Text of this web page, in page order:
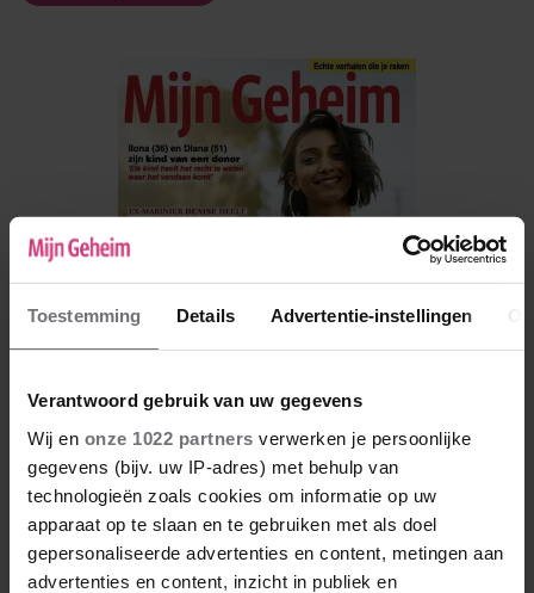
Toestemming Details Advertentie-instellingen
Verantwoord gebruik van uw gegevens
Wij en onze 1022 partners verwerken je persoonlijke
gegevens (bijv. uw IP-adres) met behulp van
technologieën zoals cookies om informatie op uw
apparaat op te slaan en te gebruiken met als doel
gepersonaliseerde advertenties en content, metingen aan
advertenties en content, inzicht in publiek en
De nieuwe Mijn Geheim ligt nu in de winkel
Abonneren
Digitaal lezen